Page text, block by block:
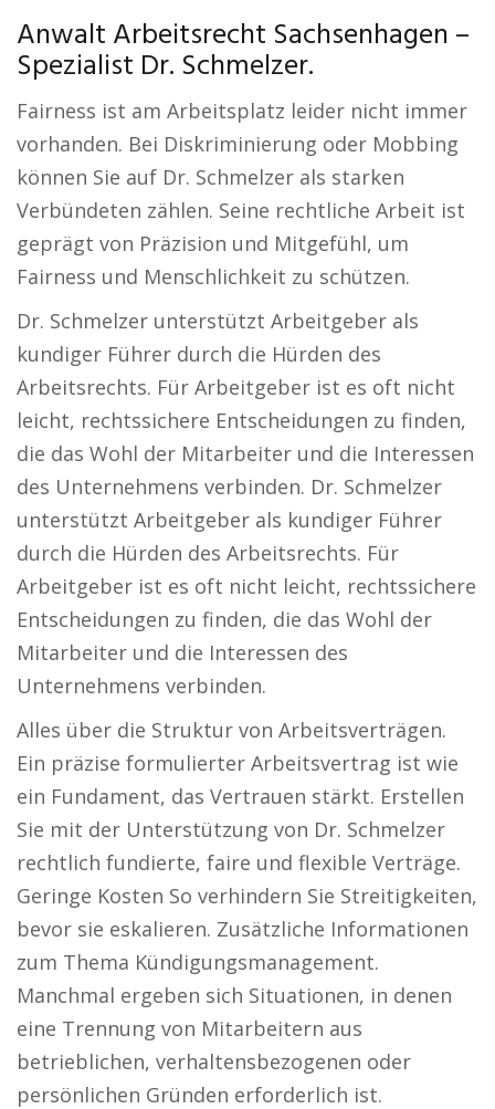
Anwalt Arbeitsrecht Sachsenhagen –
Spezialist Dr. Schmelzer.
Fairness ist am Arbeitsplatz leider nicht immer
vorhanden. Bei Diskriminierung oder Mobbing
können Sie auf Dr. Schmelzer als starken
Verbündeten zählen. Seine rechtliche Arbeit ist
geprägt von Präzision und Mitgefühl, um
Fairness und Menschlichkeit zu schützen.
Dr. Schmelzer unterstützt Arbeitgeber als
kundiger Führer durch die Hürden des
Arbeitsrechts. Für Arbeitgeber ist es oft nicht
leicht, rechtssichere Entscheidungen zu finden,
die das Wohl der Mitarbeiter und die Interessen
des Unternehmens verbinden. Dr. Schmelzer
unterstützt Arbeitgeber als kundiger Führer
durch die Hürden des Arbeitsrechts. Für
Arbeitgeber ist es oft nicht leicht, rechtssichere
Entscheidungen zu finden, die das Wohl der
Mitarbeiter und die Interessen des
Unternehmens verbinden.
Alles über die Struktur von Arbeitsverträgen.
Ein präzise formulierter Arbeitsvertrag ist wie
ein Fundament, das Vertrauen stärkt. Erstellen
Sie mit der Unterstützung von Dr. Schmelzer
rechtlich fundierte, faire und flexible Verträge.
Geringe Kosten So verhindern Sie Streitigkeiten,
bevor sie eskalieren. Zusätzliche Informationen
zum Thema Kündigungsmanagement.
Manchmal ergeben sich Situationen, in denen
eine Trennung von Mitarbeitern aus
betrieblichen, verhaltensbezogenen oder
persönlichen Gründen erforderlich ist.